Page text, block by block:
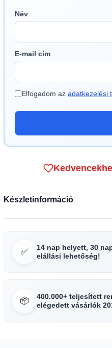
Név
E-mail cím
Elfogadom az adatkezelési
Készletinformáció
✅
14 nap helyett, 30
elállási lehetőség!
📦
400.000+ teljesített
elégedett vásárlók